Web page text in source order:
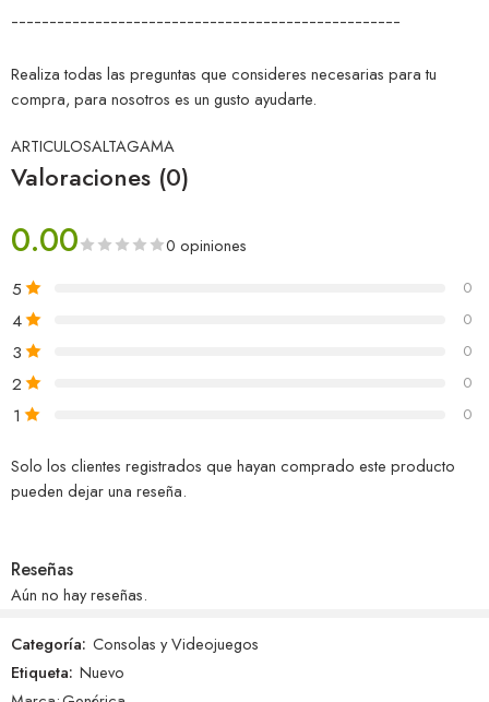
¯¯¯¯¯¯¯¯¯¯¯¯¯¯¯¯¯¯¯¯¯¯¯¯¯¯¯¯¯¯¯¯¯¯¯¯¯¯¯¯¯¯¯¯¯¯¯¯¯¯¯
Realiza todas las preguntas que consideres necesarias para tu
compra, para nosotros es un gusto ayudarte.
ARTICULOSALTAGAMA
Valoraciones (0)
0.00 0 opiniones
5 0
4 0
3 0
2 0
1 0
Solo los clientes registrados que hayan comprado este producto
pueden dejar una reseña.
Reseñas
Aún no hay reseñas.
Categoría: Consolas y Videojuegos
Etiqueta: Nuevo